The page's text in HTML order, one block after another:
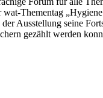
wat-Thementag
Ausstellung seine
gezählt werden